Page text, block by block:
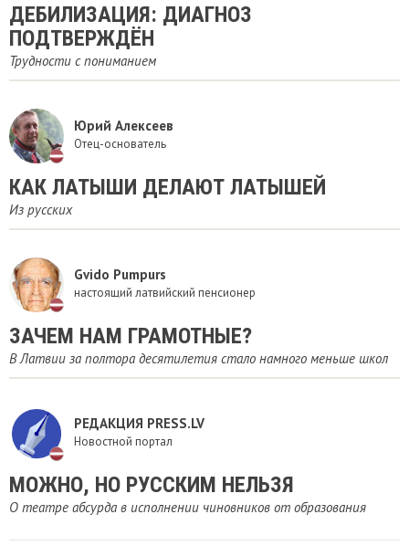
ДЕБИЛИЗАЦИЯ: ДИАГНОЗ
ПОДТВЕРЖДЁН
Трудности с пониманием
Юрий Алексеев
Отец-основатель
​КАК ЛАТЫШИ ДЕЛАЮТ ЛАТЫШЕЙ
Из русских
Gvido Pumpurs
настоящий латвийский пенсионер
ЗАЧЕМ НАМ ГРАМОТНЫЕ?
В Латвии за полтора десятилетия стало намного меньше школ
РЕДАКЦИЯ PRESS.LV
Новостной портал
МОЖНО, НО РУССКИМ НЕЛЬЗЯ
О театре абсурда в исполнении чиновников от образования